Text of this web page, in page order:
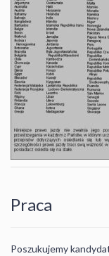
Praca
Poszukujemy